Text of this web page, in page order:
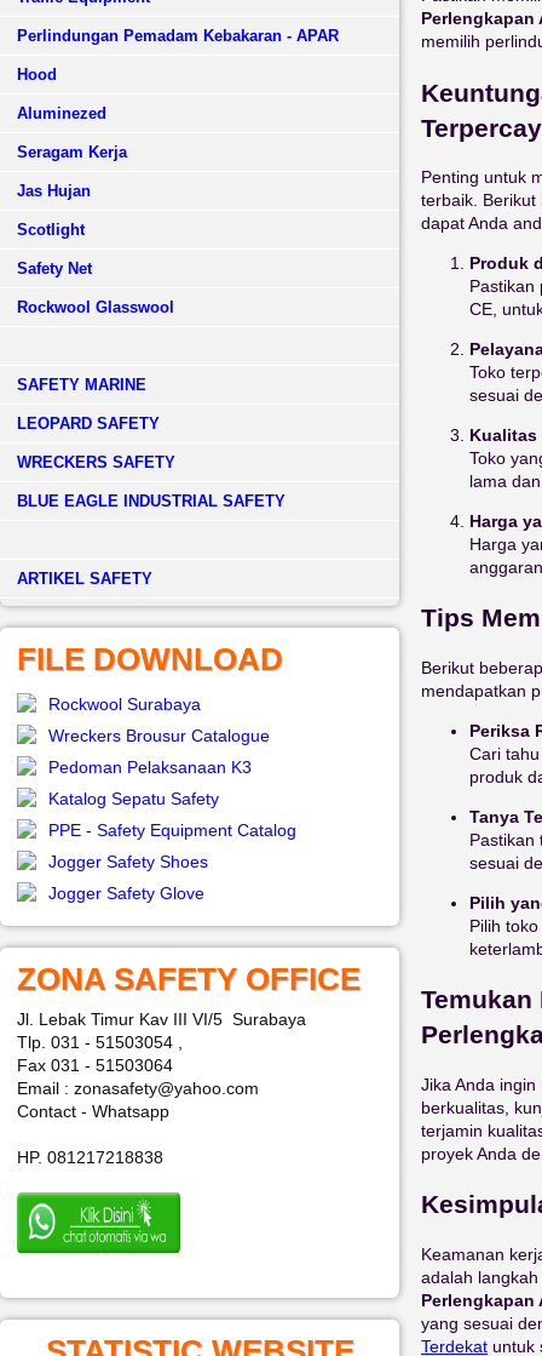
Perlindungan Pemadam Kebakaran - APAR
Hood
Aluminezed
Seragam Kerja
Jas Hujan
Scotlight
Safety Net
Rockwool Glasswool
SAFETY MARINE
LEOPARD SAFETY
WRECKERS SAFETY
BLUE EAGLE INDUSTRIAL SAFETY
­ARTIKEL SAFETY
FILE DOWNLOAD
Rockwool Surabaya
Wreckers Brousur Catalogue
Pedoman Pelaksanaan K3
Katalog Sepatu Safety
PPE - Safety Equipment Catalog
Jogger Safety Shoes
Jogger Safety Glove
ZONA SAFETY OFFICE
Jl. Lebak Timur Kav III VI/5 Surabaya
Tlp. 031 - 51503054 ,
Fax 031 - 51503064
Email : zonasafety@yahoo.com
Contact - Whatsapp
HP. 081217218838
Perlengkapan
memilih
Penting untuk
terbaik.
dapat Anda
Produk
Pastikan
CE,
Toko
sesuai
Kualitas
Toko
lama
Harga
Harga
Tips
Berikut
mendapatkan
Periksa
Cari
produk
Tanya
Pastikan
sesuai
Pilih
Pilih
Temukan
Jika Anda
berkualitas,
terjamin
proyek Anda
Keamanan
adalah
Perlengkapan
yang sesuai
Terdekat untuk